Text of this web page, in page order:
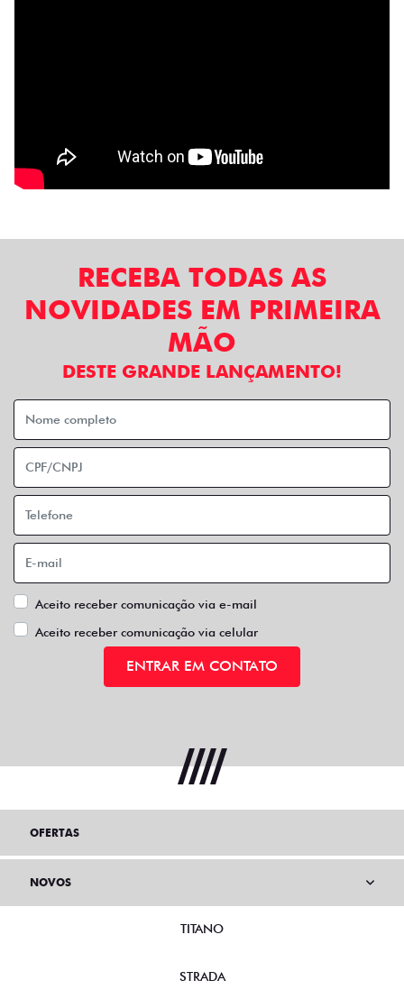
RECEBA TODAS AS
NOVIDADES EM PRIMEIRA
MÃO
DESTE GRANDE LANÇAMENTO!
Aceito receber comunicação via e-mail
Aceito receber comunicação via celular
ENTRAR EM CONTATO
OFERTAS
NOVOS
TITANO
STRADA